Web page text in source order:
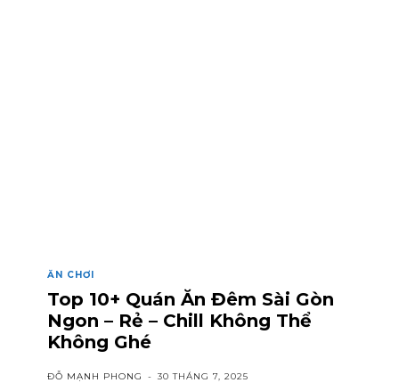
ĂN CHƠI
Top 10+ Quán Ăn Đêm Sài Gòn
Ngon – Rẻ – Chill Không Thể
Không Ghé
ĐỖ MẠNH PHONG - 30 THÁNG 7, 2025